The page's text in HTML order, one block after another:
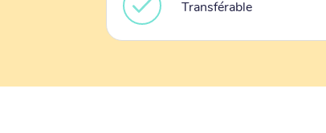
Transférable